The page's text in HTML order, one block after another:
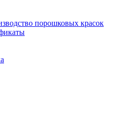
порошковых красок